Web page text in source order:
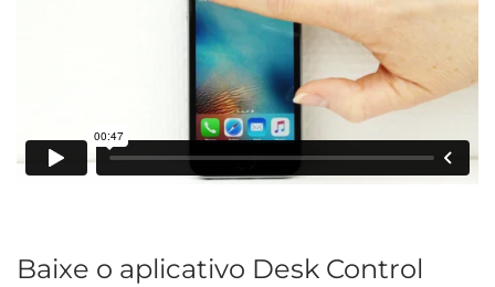
Baixe o aplicativo Desk Control